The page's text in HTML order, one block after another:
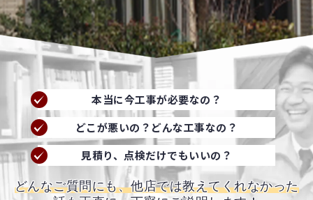
本当に今工事が必要なの？
どこが悪いの？どんな工事なの？
見積り、点検だけでもいいの？
どんなご質問にも、他店では教えてくれなかった